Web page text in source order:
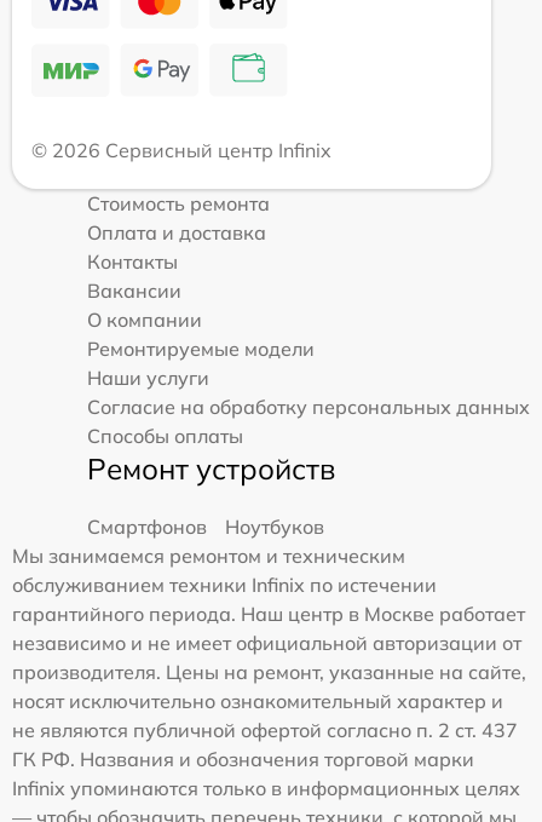
© 2026 Сервисный центр Infinix
Стоимость ремонта
Оплата и доставка
Контакты
Вакансии
О компании
Ремонтируемые модели
Наши услуги
Согласие на обработку персональных данных
Способы оплаты
Ремонт устройств
Смартфонов
Ноутбуков
Мы занимаемся ремонтом и техническим
обслуживанием техники Infinix по истечении
гарантийного периода. Наш центр в Москве работает
независимо и не имеет официальной авторизации от
производителя. Цены на ремонт, указанные на сайте,
носят исключительно ознакомительный характер и
не являются публичной офертой согласно п. 2 ст. 437
ГК РФ. Названия и обозначения торговой марки
Infinix упоминаются только в информационных целях